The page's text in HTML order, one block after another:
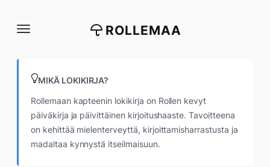
suoraan
ROLLEMAA
MIKÄ LOKIKIRJA?
Rollemaan kapteenin lokikirja on Rollen kevyt
päiväkirja ja päivittäinen kirjoitushaaste. Tavoitteena
on kehittää mielenterveyttä, kirjoittamisharrastusta ja
madaltaa kynnystä itseilmaisuun.